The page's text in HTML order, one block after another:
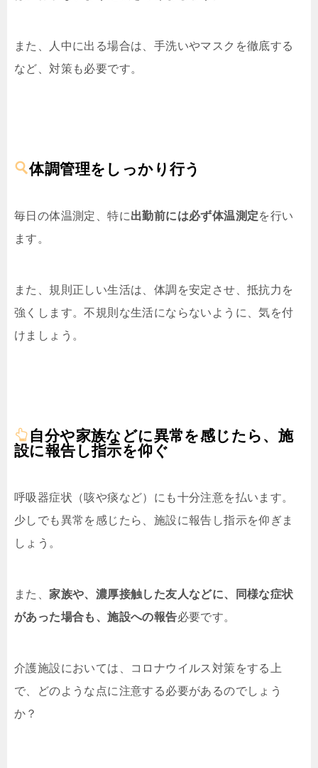
また、人中に出る場合は、手洗いやマスクを徹底する
など、対策も必要です。
体調管理をしっかり行う
毎日の体温測定、特に出勤前には必ず体温測定を行い
ます。
また、規則正しい生活は、体調を安定させ、抵抗力を
強くします。不規則な生活にならないように、気を付
けましょう。
自分や家族などに異常を感じたら、施
設に報告し指示を仰ぐ
呼吸器症状（咳や痰など）にも十分注意を払います。
少しでも異常を感じたら、施設に報告し指示を仰ぎま
しょう。
また、 家族や、濃厚接触した友人などに、同様な症状
があった場合も、施設への報告必要です。
介護施設においては、コロナウイルス対策をする上
で、どのような点に注意する必要があるのでしょう
か？